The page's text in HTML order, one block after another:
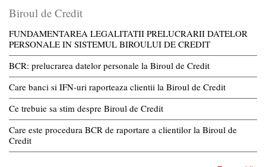
Biroul de Credit
FUNDAMENTAREA LEGALITATII PRELUCRARII DATELOR
PERSONALE IN SISTEMUL BIROULUI DE CREDIT
BCR: prelucrarea datelor personale la Biroul de Credit
Care banci si IFN-uri raporteaza clientii la Biroul de Credit
Ce trebuie sa stim despre Biroul de Credit
Care este procedura BCR de raportare a clientilor la Biroul de
Credit